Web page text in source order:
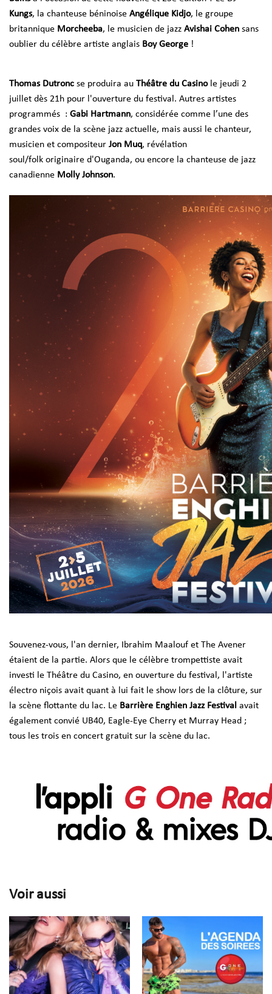
Kungs, la chanteuse béninoise Angélique Kidjo, le groupe
britannique Morcheeba, le musicien de jazz Avishai Cohen sans
oublier du célèbre artiste anglais Boy George !
Thomas Dutronc se produira au Théâtre du Casinole jeudi 2
juillet dès 21h pour l'ouverture du festival. Autres artistes
programmés : Gabi Hartmann, considérée comme l’une des
grandes voix de la scène jazz actuelle, mais aussi le chanteur,
musicien et compositeur Jon Muq, révélation
soul/folk originaire d'Ouganda, ou encore la chanteuse de jazz
canadienne Molly Johnson.
Souvenez-vous, l'an dernier, Ibrahim Maalouf et The Avener
étaient de la partie. Alors que le célèbre trompettiste avait
investi le Théâtre du Casino, en ouverture du festival, l'artiste
électro niçois avait quant à lui fait le show lors de la clôture, sur
la scène flottante du lac. Le Barrière Enghien Jazz Festival avait
également convié UB40, Eagle-Eye Cherry et Murray Head ;
tous les trois en concert gratuit sur la scène du lac.
Voir aussi